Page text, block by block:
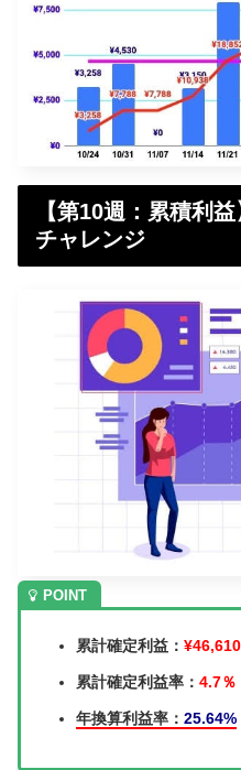
【第10週：累積利
チャレンジ
累計確定利益： ¥46,610
累計確定利益率： 4.7％
年換算利益率： 25.64%